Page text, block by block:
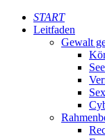
START
Leitfaden
Gewalt